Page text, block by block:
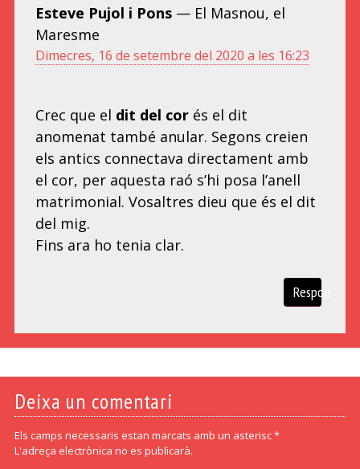
Esteve Pujol i Pons — El Masnou, el
Maresme
Dimecres, 16 de setembre del 2020 a les 16:23
Crec que el dit del corés el dit
anomenat també anular. Segons creien
els antics connectava directament amb
el cor, per aquesta raó s’hi posa l’anell
matrimonial. Vosaltres dieu que és el dit
del mig.
Fins ara ho tenia clar.
Respon
Deixa un comentari
Els camps necessaris estan marcats amb un asterisc *
L'adreça electrònica no es publicarà.